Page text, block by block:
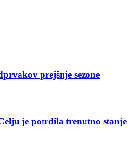
prejšnje sezone
je potrdila trenutno stanje